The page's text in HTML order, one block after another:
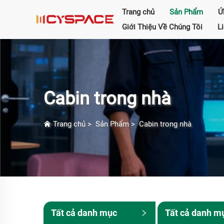
Trang chủ Sản Phẩm
Giới Thiệu Về Chúng Tôi
Cabin trong nhà
Trang chủ > Sản Phẩm>Cabin trong nhà
Tất cả danh mục Tất cả danh